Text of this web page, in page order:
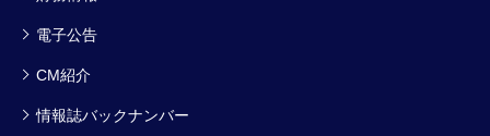
電子公告
CM紹介
情報誌バックナンバー